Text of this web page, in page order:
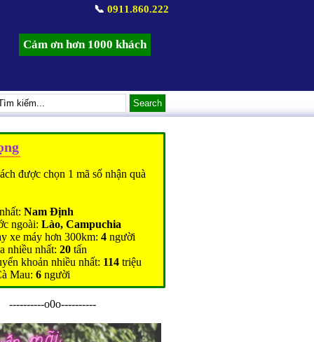
📞 0911.860.222
Cảm ơn hơn 1000 khách
được chọn 1 mã số nhận quà
Nam Định
ngoài: Lào, Campuchia
xe máy hơn 300km: 4 người
nhiều nhất: 20 tấn
khoản nhiều nhất: 114 triệu
Mau: 6 người
----------o0o----------